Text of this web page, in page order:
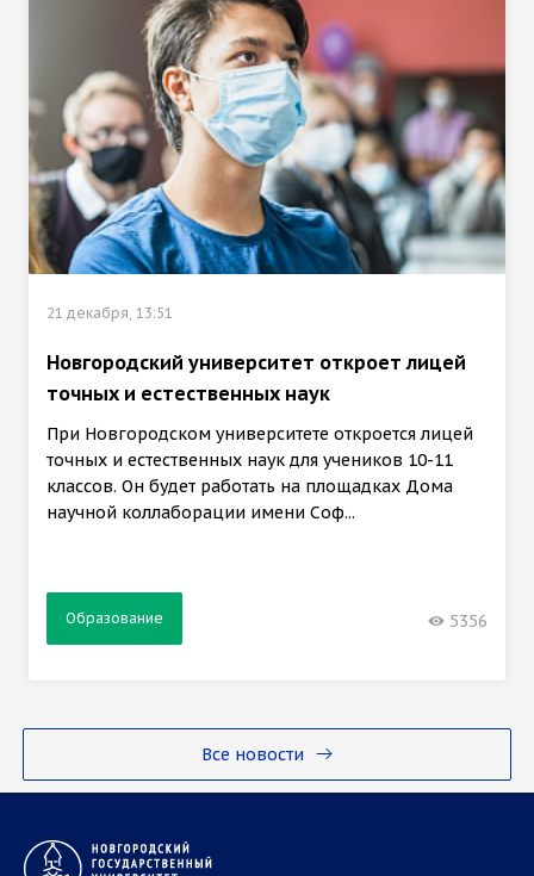
Все новости
21 декабря, 13:51
Новгородский университет откроет лицей
точных и естественных наук
При Новгородском университете откроется лицей
точных и естественных наук для учеников 10-11
классов. Он будет работать на площадках Дома
научной коллаборации имени Соф...
Образование 5356